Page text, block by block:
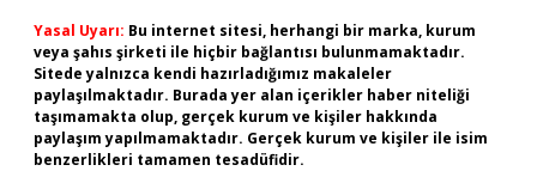
Yasal Uyarı: Bu internet sitesi, herhangi bir marka, kurum
veya şahıs şirketi ile hiçbir bağlantısı bulunmamaktadır.
Sitede yalnızca kendi hazırladığımız makaleler
paylaşılmaktadır. Burada yer alan içerikler haber niteliği
taşımamakta olup, gerçek kurum ve kişiler hakkında
paylaşım yapılmamaktadır. Gerçek kurum ve kişiler ile isim
benzerlikleri tamamen tesadüfidir.